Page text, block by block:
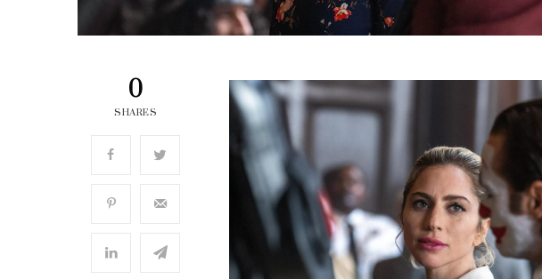
0
SHARES